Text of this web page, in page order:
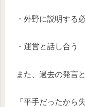
・外野に説明する
・運営と話し合う
また、過去の発言
「平手だったから